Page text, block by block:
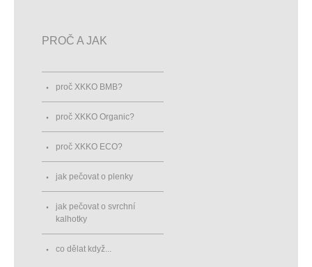
PROČ A JAK
proč XKKO BMB?
proč XKKO Organic?
proč XKKO ECO?
jak pečovat o plenky
jak pečovat o svrchní
kalhotky
co dělat když...